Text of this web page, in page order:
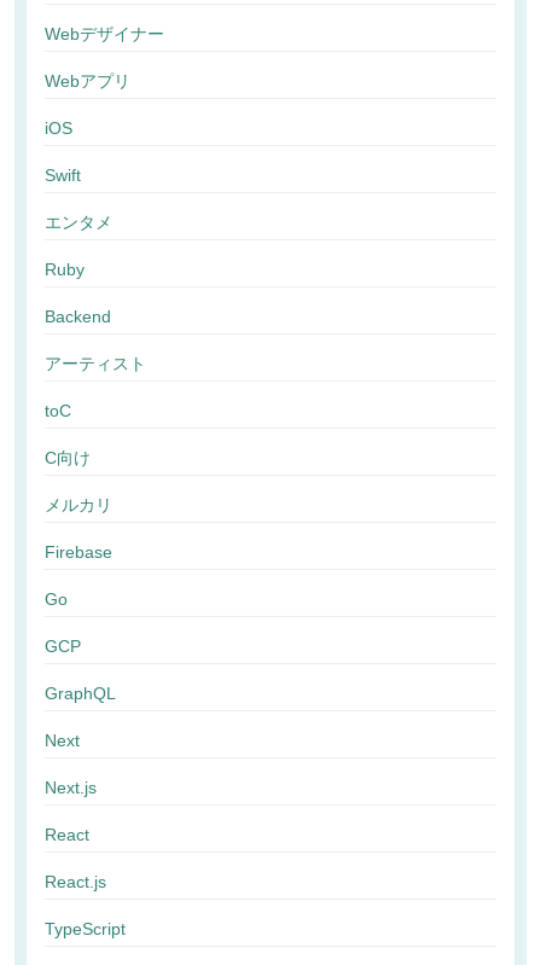
Webデザイナー
Webアプリ
iOS
Swift
エンタメ
Ruby
Backend
アーティスト
toC
C向け
メルカリ
Firebase
Go
GCP
GraphQL
Next
Next.js
React
React.js
TypeScript